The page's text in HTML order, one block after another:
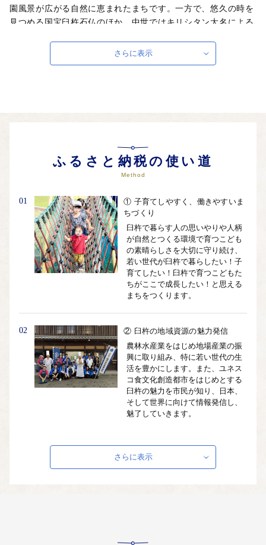
園風景が広がる自然に恵まれたまちです。一方で、悠久の時を
見つめる国宝臼杵石仏のほか、中世ではキリシタン大名による
を留める歴史と文化薫る城下町です。伝統を大切にする臼杵人
気質は、豊かな食文化の魅力と相まって、「日本の心が息づ
外部サイトへ遷移します。
さらに表示
ふるさと納税の使い道
Method
01
① 子育てしやすく、働きやすいま
ちづくり
臼杵で暮らす人の思いやりや人柄
が自然とつくる環境で育つこども
の素晴らしさを大切に守り続け、
若い世代が臼杵で暮らしたい！子
育てしたい！臼杵で育つこどもた
ちがここで成長したい！と思える
まちをつくります。
02
② 臼杵の地域資源の魅力発信
農林水産業をはじめ地場産業の振
興に取り組み、特に若い世代の生
活を豊かにします。また、ユネス
コ食文化創造都市をはじめとする
臼杵の魅力を市民が知り、日本、
そして世界に向けて情報発信し、
魅了していきます。
③ 住み慣れた地域で安心して暮ら
せるまち
り組み、医療・介護サービス、防
さらに表示